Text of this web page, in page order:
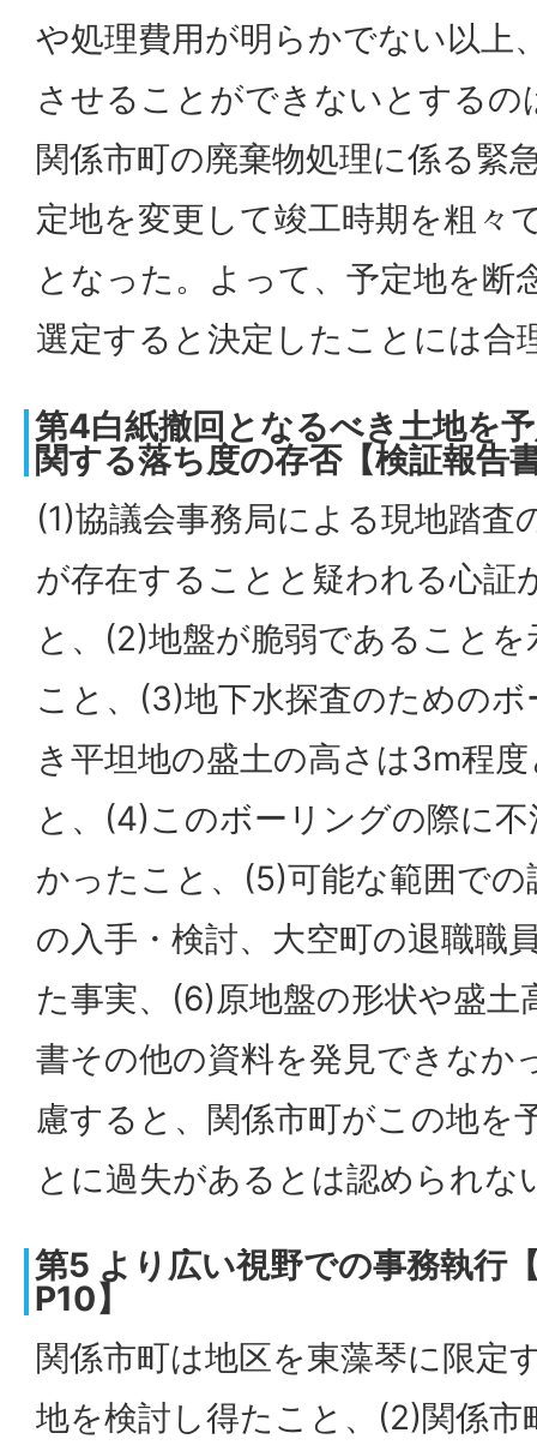
や処理費用が明らかでない以上
させることができないとするの
関係市町の廃棄物処理に係る緊
定地を変更して竣工時期を粗々
となった。よって、予定地を断
選定すると決定したことには合
第4白紙撤回となるべき土地を
関する落ち度の存否【検証報告
(1)協議会事務局による現地踏査
が存在することと疑われる心証
と、(2)地盤が脆弱であること
こと、(3)地下水探査のための
き平坦地の盛土の高さは3m程
と、(4)このボーリングの際に
かったこと、(5)可能な範囲で
の入手・検討、大空町の退職職
た事実、(6)原地盤の形状や盛
書その他の資料を発見できなか
慮すると、関係市町がこの地を
とに過失があるとは認められな
第5 より広い視野での事務執行
P10】
関係市町は地区を東藻琴に限定
地を検討し得たこと、(2)関係市